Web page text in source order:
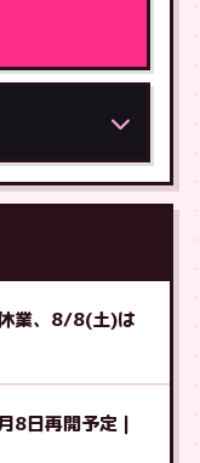
業、8/8(土)は
8日再開予定｜